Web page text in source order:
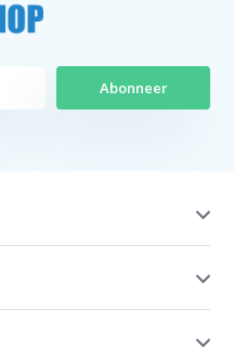
Abonneer